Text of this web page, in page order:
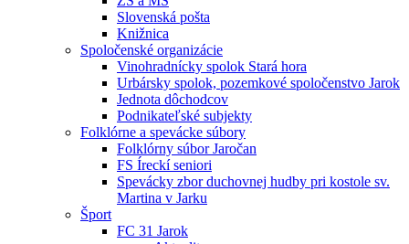
Slovenská pošta
Knižnica
Spoločenské organizácie
Vinohradnícky spolok Stará hora
Urbársky spolok, pozemkové spoločenstvo Jarok
Jednota dôchodcov
Podnikateľské subjekty
Folklórne a spevácke súbory
Folklórny súbor Jaročan
FS Íreckí seniori
Spevácky zbor duchovnej hudby pri kostole sv.
Martina v Jarku
Šport
FC 31 Jarok